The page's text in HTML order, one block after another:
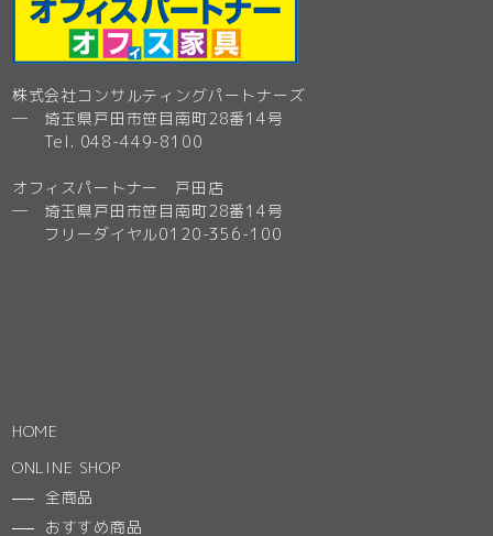
株式会社コンサルティングパートナーズ
─ 埼玉県戸田市笹目南町28番14号
Tel. 048-449-8100
オフィスパートナー 戸田店
─ 埼玉県戸田市笹目南町28番14号
フリーダイヤル0120-356-100
HOME
ONLINE SHOP
全商品
おすすめ商品